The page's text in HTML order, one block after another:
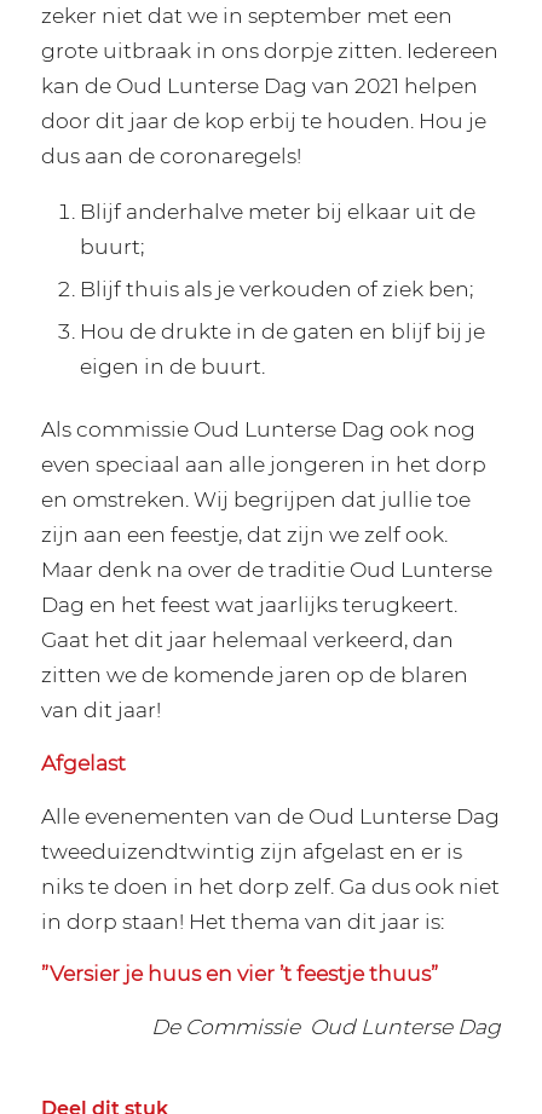
zeker niet dat we in september met een
grote uitbraak in ons dorpje zitten. Iedereen
kan de Oud Lunterse Dag van 2021 helpen
door dit jaar de kop erbij te houden. Hou je
dus aan de coronaregels!
Blijf anderhalve meter bij elkaar uit de
buurt;
Blijf thuis als je verkouden of ziek ben;
Hou de drukte in de gaten en blijf bij je
eigen in de buurt.
Als commissie Oud Lunterse Dag ook nog
even speciaal aan alle jongeren in het dorp
en omstreken. Wij begrijpen dat jullie toe
zijn aan een feestje, dat zijn we zelf ook.
Maar denk na over de traditie Oud Lunterse
Dag en het feest wat jaarlijks terugkeert.
Gaat het dit jaar helemaal verkeerd, dan
zitten we de komende jaren op de blaren
van dit jaar!
Afgelast
Alle evenementen van de Oud Lunterse Dag
tweeduizendtwintig zijn afgelast en er is
niks te doen in het dorp zelf. Ga dus ook niet
in dorp staan! Het thema van dit jaar is:
”Versier je huus en vier ’t feestje thuus”
De Commissie Oud Lunterse Dag
Deel dit stuk